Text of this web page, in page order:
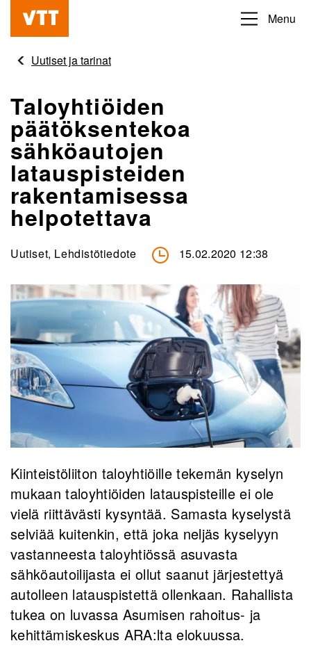
Hyppää
pääsisältöön
Beyond
obvious
Menu
Uutiset ja tarinat
Taloyhtiöiden
päätöksentekoa
sähköautojen
latauspisteiden
rakentamisessa
helpotettava
Uutiset, Lehdistötiedote 15.02.2020 12:38
Kiinteistöliiton taloyhtiöille tekemän kyselyn
mukaan taloyhtiöiden latauspisteille ei ole
vielä riittävästi kysyntää. Samasta kyselystä
selviää kuitenkin, että joka neljäs kyselyyn
vastanneesta taloyhtiössä asuvasta
sähköautoilijasta ei ollut saanut järjestettyä
autolleen latauspistettä ollenkaan. Rahallista
tukea on luvassa Asumisen rahoitus- ja
kehittämiskeskus ARA:lta elokuussa.